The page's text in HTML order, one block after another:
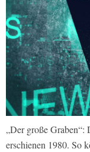
„Der große Graben“:
erschienen 1980. So